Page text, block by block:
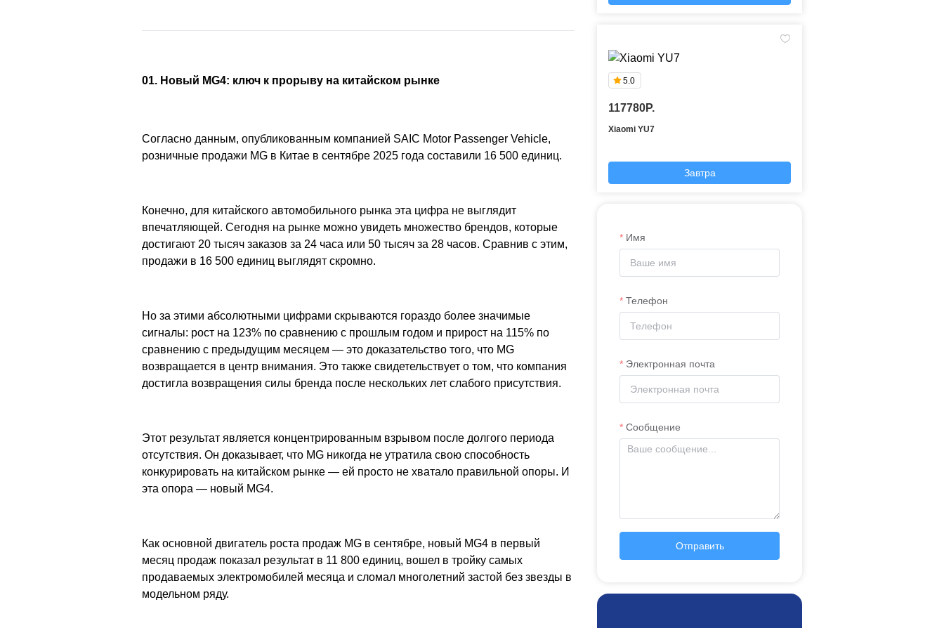
01. Новый MG4: ключ к прорыву на китайском рынке
Согласно данным, опубликованным компанией SAIC Motor Passenger Vehicle,
розничные продажи MG в Китае в сентябре 2025 года составили 16 500 единиц.
Конечно, для китайского автомобильного рынка эта цифра не выглядит
впечатляющей. Сегодня на рынке можно увидеть множество брендов, которые
достигают 20 тысяч заказов за 24 часа или 50 тысяч за 28 часов. Сравнив с этим,
продажи в 16 500 единиц выглядят скромно.
Но за этими абсолютными цифрами скрываются гораздо более значимые
сигналы: рост на 123% по сравнению с прошлым годом и прирост на 115% по
сравнению с предыдущим месяцем — это доказательство того, что MG
возвращается в центр внимания. Это также свидетельствует о том, что компания
достигла возвращения силы бренда после нескольких лет слабого присутствия.
Этот результат является концентрированным взрывом после долгого периода
отсутствия. Он доказывает, что MG никогда не утратила свою способность
конкурировать на китайском рынке — ей просто не хватало правильной опоры. И
эта опора — новый MG4.
Как основной двигатель роста продаж MG в сентябре, новый MG4 в первый
месяц продаж показал результат в 11 800 единиц, вошел в тройку самых
продаваемых электромобилей месяца и сломал многолетний застой без звезды в
модельном ряду.
5.0
117780P.
Xiaomi YU7
Завтра
Имя
Телефон
Электронная почта
Сообщение
Отправить